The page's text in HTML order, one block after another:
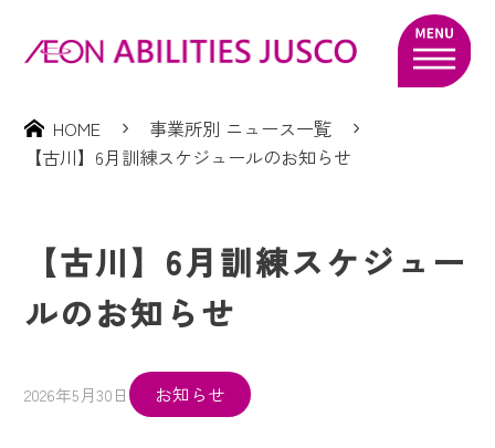
HOME
事業所別 ニュース一覧
【古川】6月訓練スケジュールのお知らせ
【古川】6月訓練スケジュー
ルのお知らせ
2026年5月30日 お知らせ